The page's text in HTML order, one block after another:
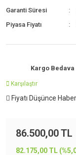
Garanti Süresi
Piyasa Fiyatı
Kargo Bedava
Karşılaştır
Fiyatı Düşünce
86.500,00 TL
82.175,00 TL